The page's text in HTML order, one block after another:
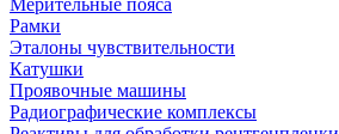
Мерительные пояса
Рамки
Эталоны чувствительности
Катушки
Проявочные машины
Радиографические комплексы